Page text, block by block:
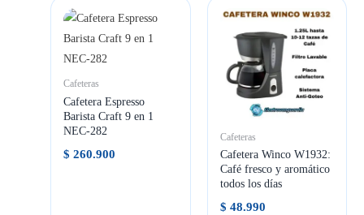
Cafeteras
Cafetera Espresso
Barista Craft 9 en 1
NEC-282
$ 260.900
Cafeteras
Cafetera Winco W1932:
Café fresco y aromático
todos los días
$ 48.990